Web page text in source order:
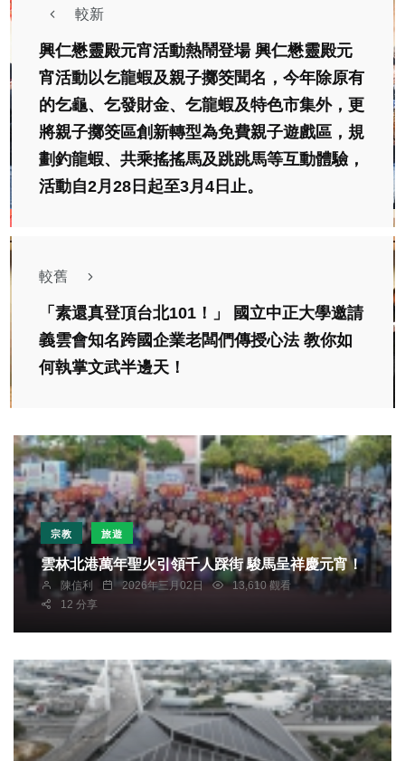
較新
興仁懋靈殿元宵活動熱鬧登場 興仁懋靈殿元
宵活動以乞龍蝦及親子擲筊聞名，今年除原有
的乞龜、乞發財金、乞龍蝦及特色市集外，更
將親子擲筊區創新轉型為免費親子遊戲區，規
劃釣龍蝦、共乘搖搖馬及跳跳馬等互動體驗，
活動自2月28日起至3月4日止。
較舊
「素還真登頂台北101！」 國立中正大學邀請
義雲會知名跨國企業老闆們傳授心法 教你如
何執掌文武半邊天！
宗教 旅遊
雲林北港萬年聖火引領千人踩街 駿馬呈祥慶元宵！
陳信利 2026年三月02日
13,610 觀看
12 分享